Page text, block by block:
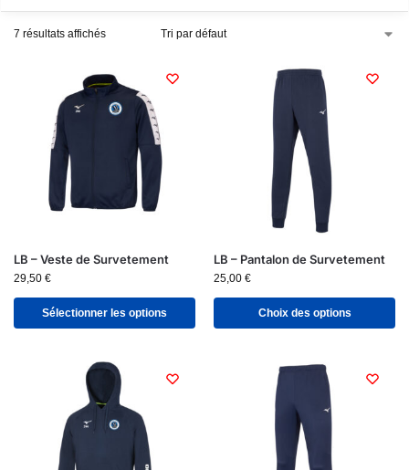
7 résultats affichés
LB – Veste de Survetement
29,50 €
Sélectionner les options
LB – Pantalon de Survetement
25,00 €
Choix des options